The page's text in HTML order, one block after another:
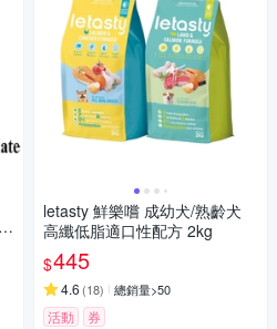
letasty 鮮樂嚐 成幼犬/熟齡犬
高纖低脂適口性配方 2kg
$445
4.6 (18) 總銷量>50
活動 券